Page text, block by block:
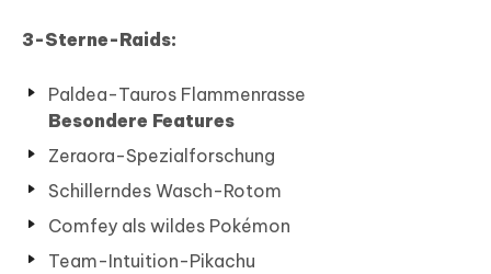
3-Sterne-Raids:
Paldea-Tauros Flammenrasse
Besondere Features
Zeraora-Spezialforschung
Schillerndes Wasch-Rotom
Comfey als wildes Pokémon
Team-Intuition-Pikachu